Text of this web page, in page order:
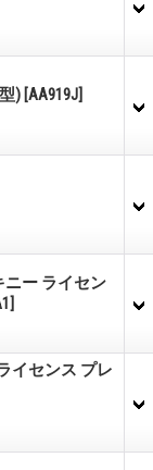
) [AA919J]
ニー ライセン
イセンス プレ